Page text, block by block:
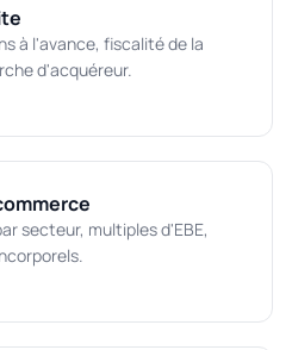
à l'avance, fiscalité de la
d'acquéreur.
secteur, multiples d'EBE,